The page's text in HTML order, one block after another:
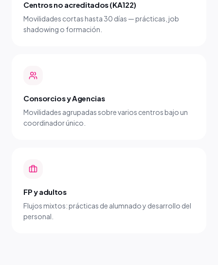
Centros no acreditados (KA122)
Movilidades cortas hasta 30 días — prácticas, job
shadowing o formación.
Consorcios y Agencias
Movilidades agrupadas sobre varios centros bajo un
coordinador único.
FP y adultos
Flujos mixtos: prácticas de alumnado y desarrollo del
personal.